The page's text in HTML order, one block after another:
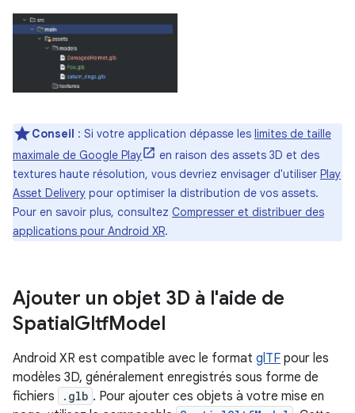
Conseil : Si votre application dépasse les limites de taille
maximale de Google Play
en raison des assets 3D et des
textures haute résolution, vous devriez envisager d'utiliser Play
Asset Delivery pour optimiser la distribution de vos assets.
Pour en savoir plus, consultez Compresser et distribuer des
applications pour Android XR.
Ajouter un objet 3D à l'aide de
SpatialGltfModel
Android XR est compatible avec le format glTF pour les
modèles 3D, généralement enregistrés sous forme de
fichiers
.glb . Pour ajouter ces objets à votre mise en